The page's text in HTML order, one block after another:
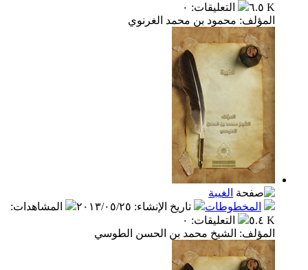
٦.٥ K
التعليقات: ٠
المؤلف: محمود بن محمد الغرنوي
الغيبة
المخطوطات
تاريخ الإنشاء: ٢٠١٣/٠٥/٢٥ المشاهدات:
٥.٤ K
التعليقات: ٠
المؤلف: الشيخ محمد بن الحسن الطوسي